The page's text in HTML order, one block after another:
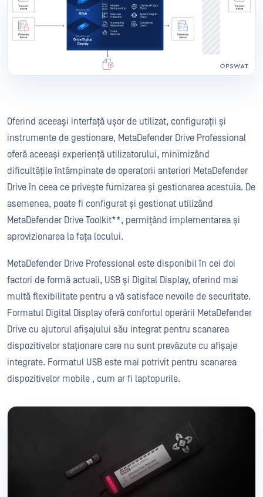
Oferind aceeași interfață ușor de utilizat, configurații și
instrumente de gestionare, MetaDefender Drive Professional
oferă aceeași experiență utilizatorului, minimizând
dificultățile întâmpinate de operatorii anteriori MetaDefender
Drive în ceea ce privește furnizarea și gestionarea acestuia. De
asemenea, poate fi configurat și gestionat utilizând
MetaDefender Drive Toolkit**, permițând implementarea și
aprovizionarea la fața locului.
MetaDefender Drive Professional este disponibil în cei doi
factori de formă actuali, USB și Digital Display, oferind mai
multă flexibilitate pentru a vă satisface nevoile de securitate.
Formatul Digital Display oferă confortul operării MetaDefender
Drive cu ajutorul afișajului său integrat pentru scanarea
dispozitivelor staționare care nu sunt prevăzute cu afișaje
integrate. Formatul USB este mai potrivit pentru scanarea
dispozitivelor mobile , cum ar fi laptopurile.